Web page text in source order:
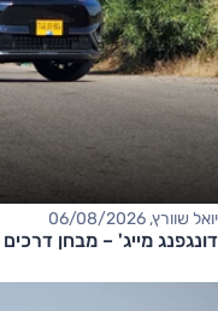
יואל שוורץ, 06/08/2026
דונגפנג מייג' – מבחן דרכים